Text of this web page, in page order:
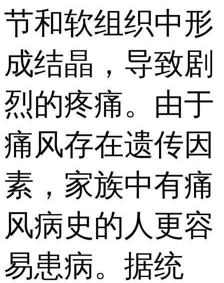
节和软组织中形
成结晶，导致剧
烈的疼痛。由于
痛风存在遗传因
素，家族中有痛
风病史的人更容
易患病。据统